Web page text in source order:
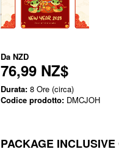
Da NZD
76,99 NZ$
Durata: 8 Ore (circa)
Codice prodotto: DMCJOH
PACKAGE INCLUSIVE